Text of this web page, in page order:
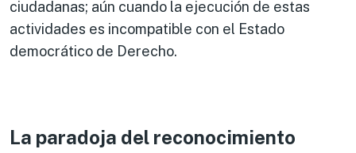
ciudadanas; aún cuando la ejecución de estas
actividades es incompatible con el Estado
democrático de Derecho.
La paradoja del reconocimiento